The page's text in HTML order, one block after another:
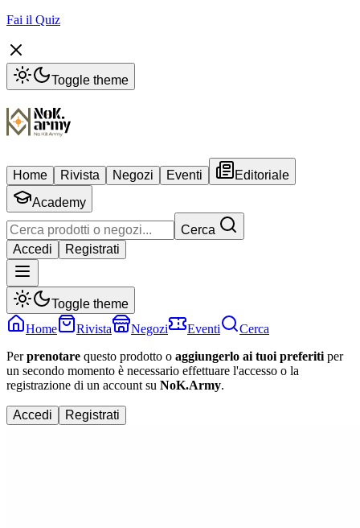
Fai il Quiz
Toggle theme
Home Rivista Negozi Eventi
Editoriale
Academy
Cerca
Accedi
Registrati
Toggle theme
Home
Rivista Negozi Eventi
Cerca
Perprenotare questo prodotto o aggiungerlo ai tuoi preferiti per
un secondo momento è necessario effettuare l'accesso o la
registrazione di un account su NoK.Army.
Accedi Registrati